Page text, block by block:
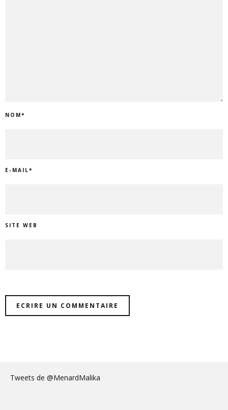
NOM*
E-MAIL*
SITE WEB
Tweets de @MenardMalika